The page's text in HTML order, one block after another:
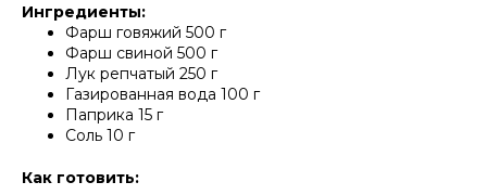
Ингредиенты:
Фарш говяжий 500 г
Фарш свиной 500 г
Лук репчатый 250 г
Газированная вода 100 г
Паприка 15 г
Соль 10 г
Как готовить: